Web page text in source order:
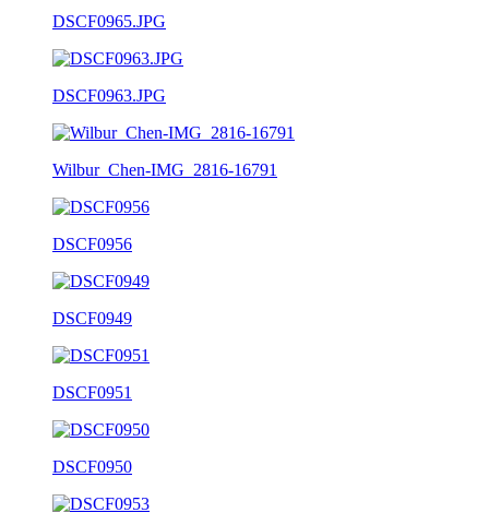
DSCF0965.JPG
DSCF0963.JPG
Wilbur_Chen-IMG_2816-16791
DSCF0956
DSCF0949
DSCF0951
DSCF0950